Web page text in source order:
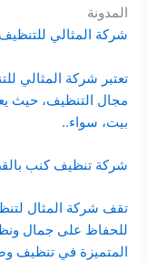
المدونة
شركة المثالي للتنظيف
تعتبر شركة المثالي
مجال التنظيف، حيث
بيت، سواء..
شركة تنظيف كنب بالقطيف
تقف شركة المثال
للحفاظ على جمال
المتميزة في تنظيف